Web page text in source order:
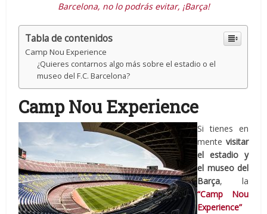
Barcelona, no lo podrás evitar, ¡Barça!
Tabla de contenidos
Camp Nou Experience
¿Quieres contarnos algo más sobre el estadio o el
museo del F.C. Barcelona?
Camp Nou Experience
Si tienes en
mente visitar
el estadio y
el museo del
Barça, la
“Camp Nou
Experience”